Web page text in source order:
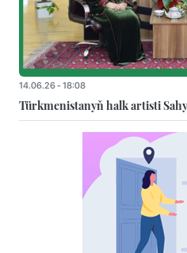
14.06.26 - 18:08
Türkmenistanyň halk artisti